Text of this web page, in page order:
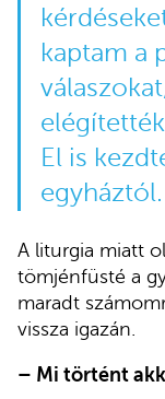
kaptam a
El is
egyháztól.
A liturgia miatt
tömjénfüsté a
maradt
vissza igazán.
– Mi történt